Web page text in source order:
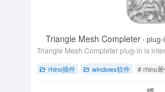
Triangle Mesh Completer- plug-
rhino插件 windows软件 # rhino